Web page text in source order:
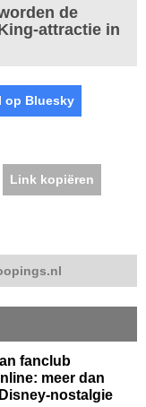
de
attractie in
op Bluesky
Link kopiëren
fanclub
meer dan
nostalgie